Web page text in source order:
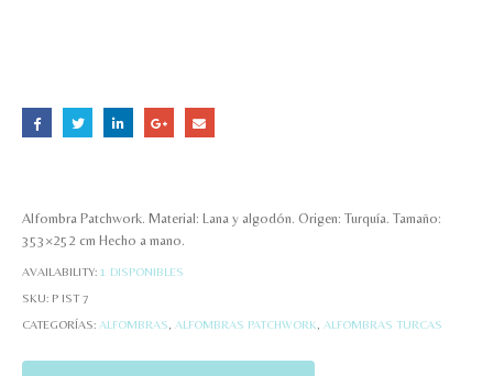
Alfombra Patchwork. Material: Lana y algodón. Origen: Turquía. Tamaño:
353×252 cm Hecho a mano.
AVAILABILITY: 1 DISPONIBLES
SKU: P IST 7
CATEGORÍAS: ALFOMBRAS ALFOMBRAS PATCHWORK ALFOMBRAS TURCAS